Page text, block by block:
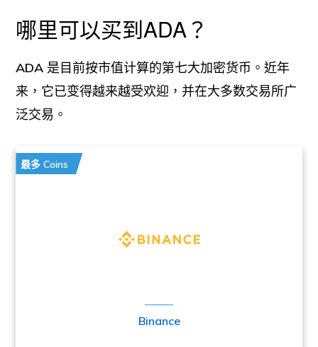
哪里可以买到ADA？
ADA 是目前按市值计算的第七大加密货币。近年
来，它已变得越来越受欢迎，并在大多数交易所广
泛交易。
最多 Coins
Binance